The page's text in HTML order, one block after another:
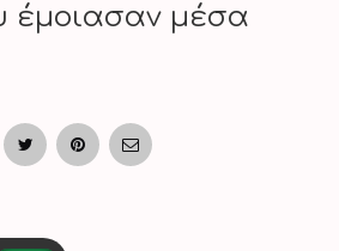
έμοιασαν μέσα